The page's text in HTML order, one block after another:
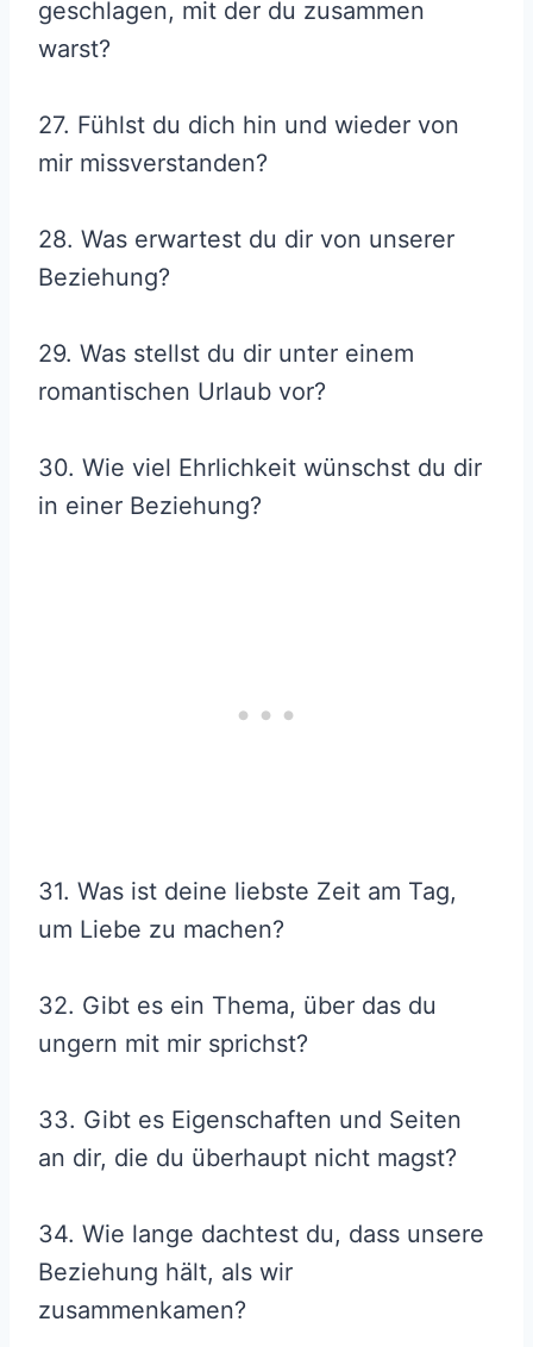
geschlagen, mit der du zusammen
warst?
27. Fühlst du dich hin und wieder von
mir missverstanden?
28. Was erwartest du dir von unserer
Beziehung?
29. Was stellst du dir unter einem
romantischen Urlaub vor?
30. Wie viel Ehrlichkeit wünschst du dir
in einer Beziehung?
31. Was ist deine liebste Zeit am Tag,
um Liebe zu machen?
32. Gibt es ein Thema, über das du
ungern mit mir sprichst?
33. Gibt es Eigenschaften und Seiten
an dir, die du überhaupt nicht magst?
34. Wie lange dachtest du, dass unsere
Beziehung hält, als wir
zusammenkamen?